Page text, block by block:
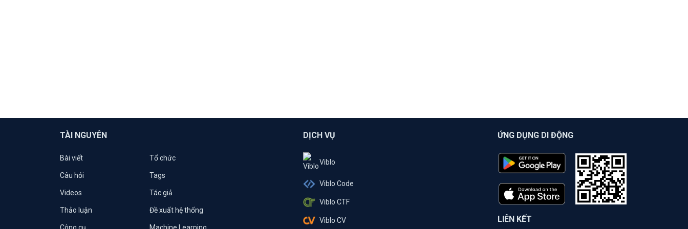
TÀI NGUYÊN
Bài viết Tổ chức
Câu hỏi Tags
Videos Tác giả
Thảo luận Đề xuất hệ thống
Công cụ Machine Learning
DỊCH VỤ
Viblo
Viblo Code
Viblo CTF
Viblo CV
ỨNG DỤNG DI ĐỘNG
LIÊN KẾT